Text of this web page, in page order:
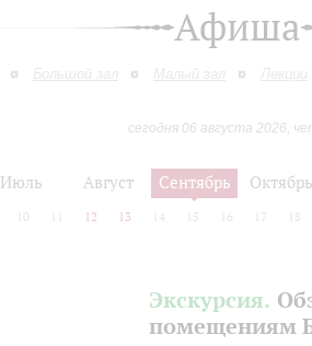
Афиша
Большой зал Малый зал Лекции
сегодня 06 августа 2026,
Июль Август Сентябрь Октябрь
10 12 13 14 15 16 17 18
Экскурсия.
помещениям